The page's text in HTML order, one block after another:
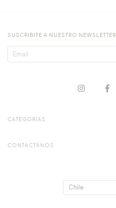
SUSCRIBITE A NUESTRO NEWSLETTER
CATEGORÍAS
CONTACTÁNOS